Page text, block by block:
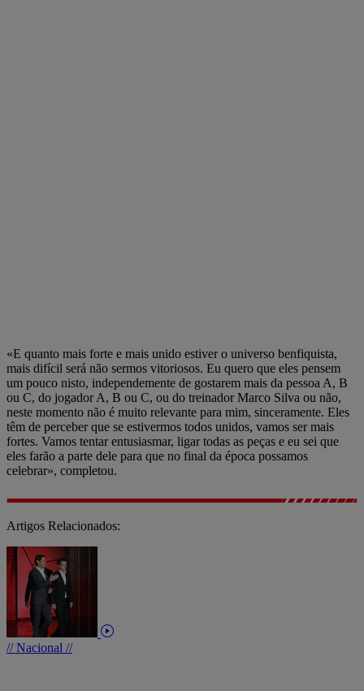
«E quanto mais forte e mais unido estiver o universo benfiquista,
mais difícil será não sermos vitoriosos. Eu quero que eles pensem
um pouco nisto, independemente de gostarem mais da pessoa A, B
ou C, do jogador A, B ou C, ou do treinador Marco Silva ou não,
neste momento não é muito relevante para mim, sinceramente. Eles
têm de perceber que se estivermos todos unidos, vamos ser mais
fortes. Vamos tentar entusiasmar, ligar todas as peças e eu sei que
eles farão a parte dele para que no final da época possamos
celebrar», completou.
Artigos Relacionados:
// Nacional //